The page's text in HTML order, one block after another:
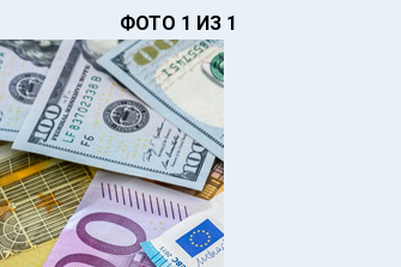
ФОТО 1 ИЗ 1